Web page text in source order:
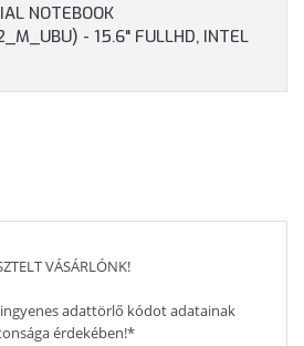
NOTEBOOK
- 15.6" FULLHD, INTEL
512GB SSD, MAGYAR
RENDSZER NÉLKÜL, 3 ÉV
VÁSÁRLÓNK!
ingyenes adattörlő kódot adatainak
érdekében!*